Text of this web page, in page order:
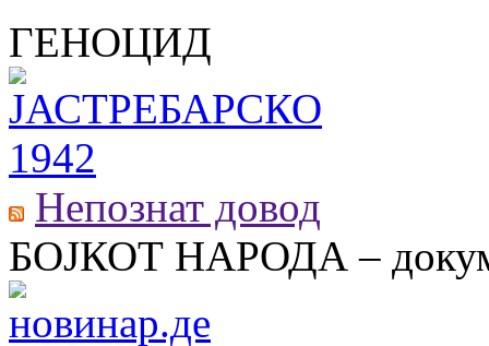
ГЕНОЦИД
Непознат довод
БОЈКОТ НАРОДА –